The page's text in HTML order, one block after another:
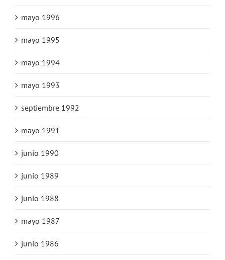
mayo 1996
mayo 1995
mayo 1994
mayo 1993
septiembre 1992
mayo 1991
junio 1990
junio 1989
junio 1988
mayo 1987
junio 1986